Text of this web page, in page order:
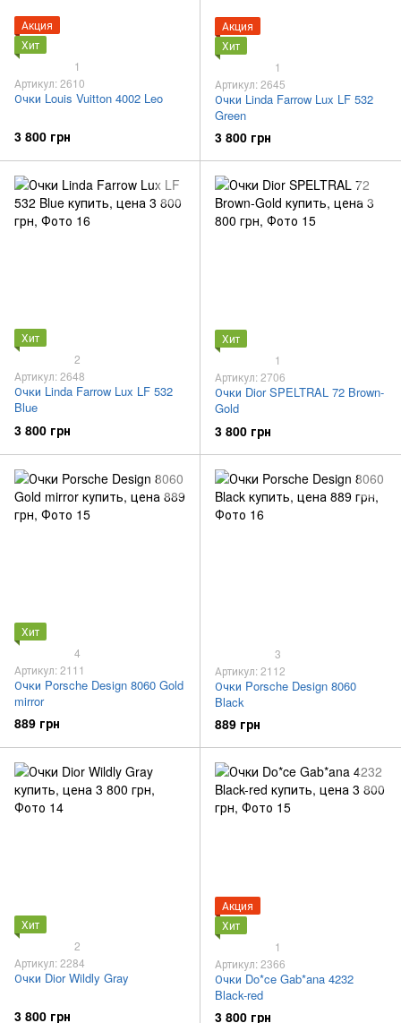
Акция
Хит
1
Артикул: 2610
Очки Louis Vuitton 4002 Leo
3 800 грн
Акция
Хит
1
Артикул: 2645
Очки Linda Farrow Lux LF 532
Green
3 800 грн
Хит
2
Артикул: 2648
Очки Linda Farrow Lux LF 532
Blue
3 800 грн
Хит
1
Артикул: 2706
Очки Dior SPELTRAL 72 Brown-
Gold
3 800 грн
Хит
4
Артикул: 2111
Очки Porsche Design 8060 Gold
mirror
889 грн
3
Артикул: 2112
Очки Porsche Design 8060
Black
889 грн
Хит
2
Артикул: 2284
Очки Dior Wildly Gray
3 800 грн
Акция
Хит
1
Артикул: 2366
Очки Do*ce Gab*ana 4232
Black-red
3 800 грн